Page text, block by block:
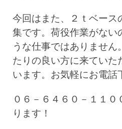
今回はまた、２ｔベース
集です。荷役作業がない
うな仕事ではありません
たりの良い方に来ていた
います。お気軽にお電話
０６－６４６０－１１
ります！